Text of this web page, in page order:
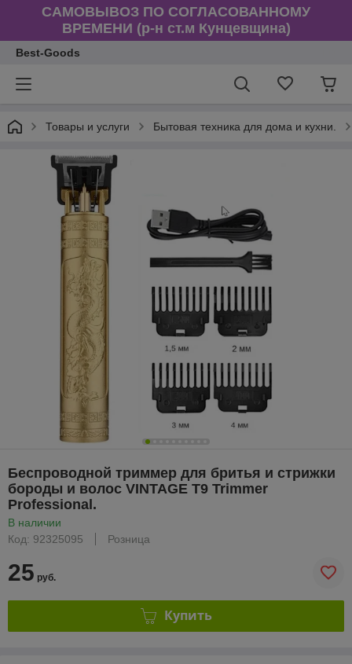
САМОВЫВОЗ ПО СОГЛАСОВАННОМУ
ВРЕМЕНИ (р-н ст.м Кунцевщина)
Best-Goods
Товары и услуги Бытовая техника для дома и кухни.
Беспроводной триммер для бритья и стрижки
бороды и волос VINTAGE Т9 Trimmer
Professional.
В наличии
Код: 92325095
Розница
25 руб.
Купить